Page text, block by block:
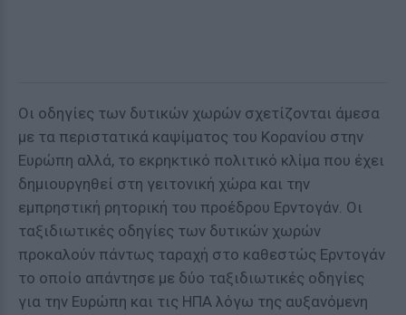
Οι οδηγίες των δυτικών χωρών σχετίζονται άμεσα
με τα περιστατικά καψίματος του Κορανίου στην
Ευρώπη αλλά, το εκρηκτικό πολιτικό κλίμα που έχει
δημιουργηθεί στη γειτονική χώρα και την
εμπρηστική ρητορική του προέδρου Ερντογάν. Οι
ταξιδιωτικές οδηγίες των δυτικών χωρών
προκαλούν πάντως ταραχή στο καθεστώς Ερντογάν
το οποίο απάντησε με δύο ταξιδιωτικές οδηγίες
για την Ευρώπη και τις ΗΠΑ λόγω της αυξανόμενη